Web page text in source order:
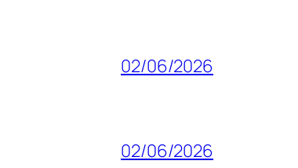
02/06/2026
02/06/2026